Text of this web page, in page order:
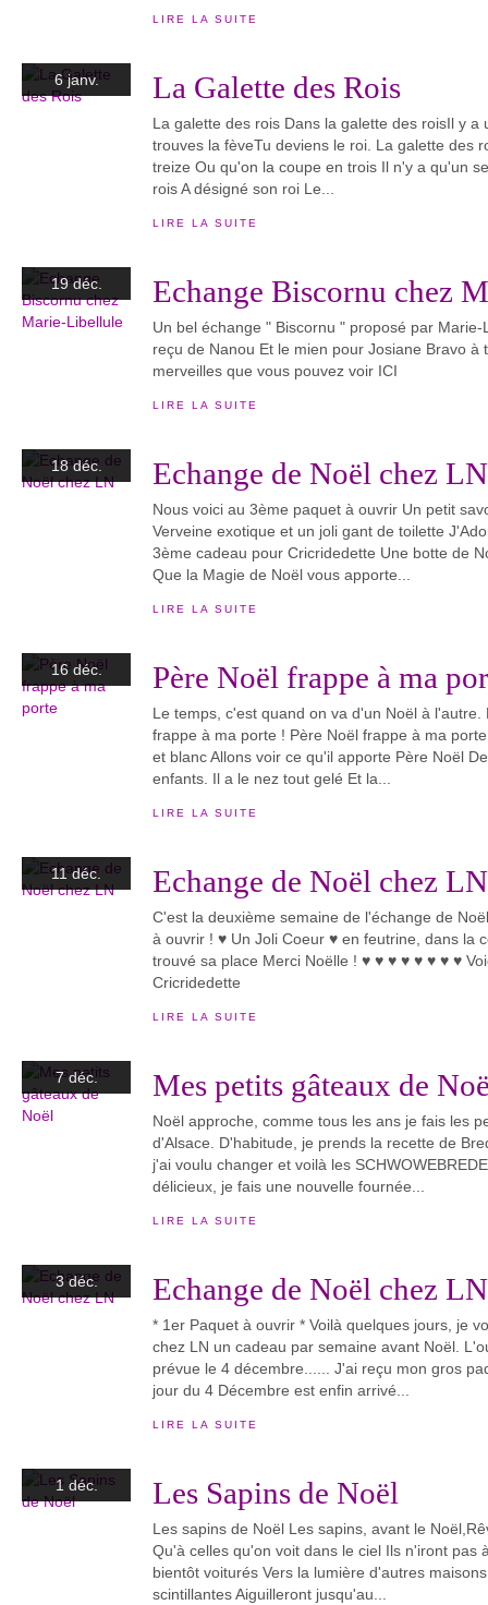
LIRE LA SUITE
6 janv. La Galette des Rois
La galette des rois Dans la galette des roisIl y a
trouves la fèveTu deviens le roi. La galette des
treize Ou qu'on la coupe en trois Il n'y a qu'un
rois A désigné son roi Le...
LIRE LA SUITE
19 déc. Echange Biscornu chez
Un bel échange " Biscornu " proposé par Marie-
reçu de Nanou Et le mien pour Josiane Bravo à
merveilles que vous pouvez voir ICI
LIRE LA SUITE
18 déc. Echange de Noël chez LN
Nous voici au 3ème paquet à ouvrir Un petit
Verveine exotique et un joli gant de toilette
3ème cadeau pour Cricridedette Une botte de
Que la Magie de Noël vous apporte...
LIRE LA SUITE
16 déc. Père Noël frappe à ma
Le temps, c'est quand on va d'un Noël à l'autre.
frappe à ma porte ! Père Noël frappe à ma
et blanc Allons voir ce qu'il apporte Père Noël
enfants. Il a le nez tout gelé Et la...
LIRE LA SUITE
11 déc. Echange de Noël chez LN
C'est la deuxième semaine de l'échange de
à ouvrir ! ♥ Un Joli Coeur ♥ en feutrine, dans la
trouvé sa place Merci Noëlle ! ♥ ♥ ♥ ♥ ♥ ♥ ♥ ♥
Cricridedette
LIRE LA SUITE
7 déc. Mes petits gâteaux de
Noël approche, comme tous les ans je fais les
d'Alsace. D'habitude, je prends la recette de
j'ai voulu changer et voilà les
délicieux, je fais une nouvelle fournée...
LIRE LA SUITE
3 déc. Echange de Noël chez LN
* 1er Paquet à ouvrir * Voilà quelques jours, je
chez LN un cadeau par semaine avant Noël.
prévue le 4 décembre...... J'ai reçu mon gros
jour du 4 Décembre est enfin arrivé...
LIRE LA SUITE
1 déc. Les Sapins de Noël
Les sapins de Noël Les sapins, avant le
Qu'à celles qu'on voit dans le ciel Ils n'iront pas
bientôt voiturés Vers la lumière d'autres
scintillantes Aiguilleront jusqu'au...